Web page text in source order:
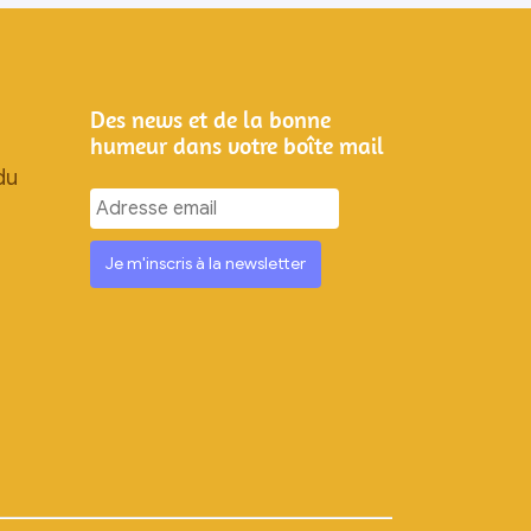
Des news et de la bonne
humeur dans votre boîte mail